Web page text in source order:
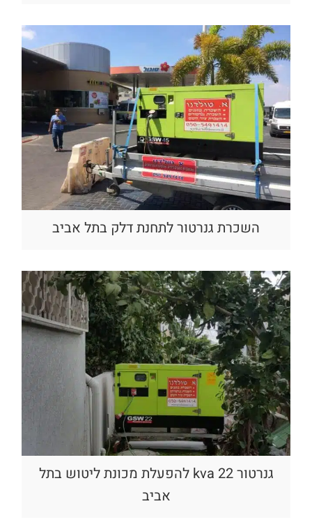
השכרת גנרטור לתחנת דלק בתל אביב
גנרטור 22 kva להפעלת מכונת ליטוש בתל
אביב